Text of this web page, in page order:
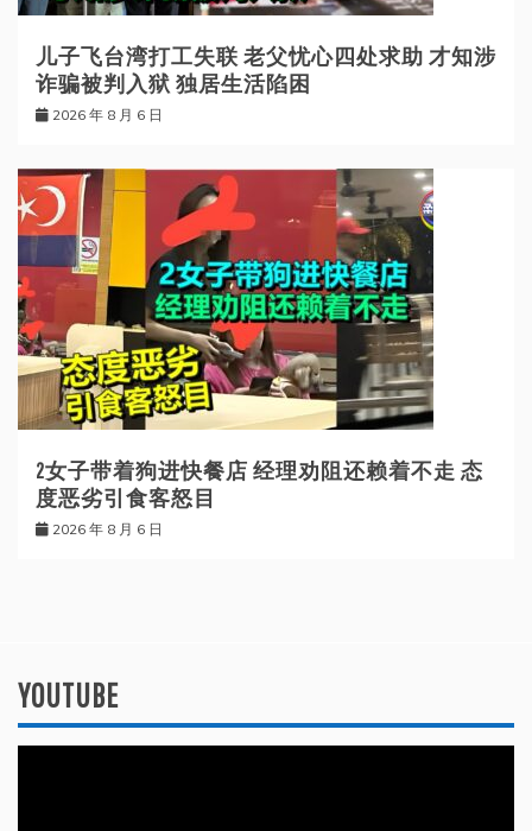
儿子飞台湾打工失联 老父忧心四处求助 才知涉
诈骗被判入狱 独居生活陷困
2026 年 8 月 6 日
2女子带着狗进快餐店 经理劝阻还赖着不走 态
度恶劣引食客怒目
2026 年 8 月 6 日
YOUTUBE